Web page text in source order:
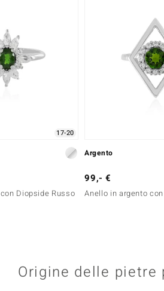
17-20
Diopside Russo
Argento
99,- €
Anello in argento
Origine delle pietre